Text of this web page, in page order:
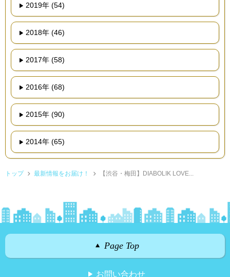
2019年 (54)
2018年 (46)
2017年 (58)
2016年 (68)
2015年 (90)
2014年 (65)
トップ 最新情報をお届け！ 【渋谷・梅田】DIABOLIK LOVE...
Page Top
お問い合わせ